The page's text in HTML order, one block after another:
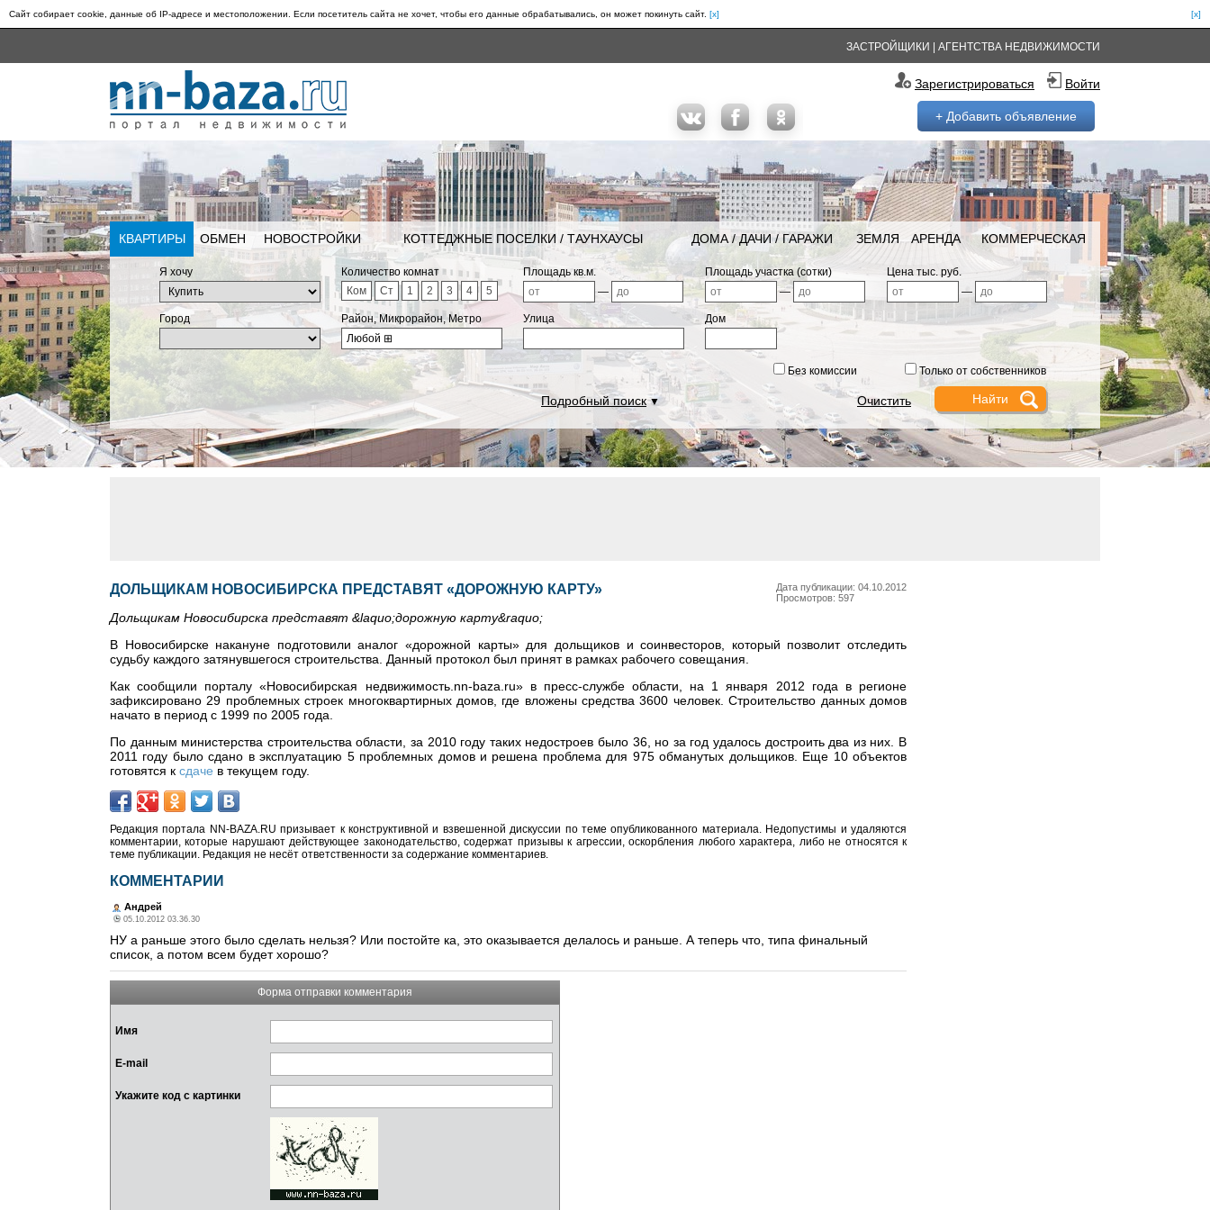
Сайт собирает cookie, данные об IP-адресе и местоположении. Если посетитель сайта не хочет, чтобы его данные обрабатывались, он может покинуть сайт. [x]
[x]
ЗАСТРОЙЩИКИ АГЕНТСТВА НЕДВИЖИМОСТИ
Зарегистрироваться Войти
+ Добавить объявление
КВАРТИРЫ ОБМЕН НОВОСТРОЙКИ КОТТЕДЖНЫЕ ПОСЕЛКИ / ТАУНХАУСЫ ДОМА / ДАЧИ / ГАРАЖИ ЗЕМЛЯ АРЕНДА КОММЕРЧЕСКАЯ
Я хочу
Количество комнат
Ком
Ст 1 2 3 4 5
Площадь кв.м.
—
Площадь участка (сотки)
—
Цена тыс. руб.
—
Город
Район, Микрорайон, Метро
Любой ⊞
Улица Дом
Без комиссии Только от собственников
Подробный поиск▼ Очистить
Дата публикации: 04.10.2012
Просмотров: 597
ДОЛЬЩИКАМ НОВОСИБИРСКА ПРЕДСТАВЯТ «ДОРОЖНУЮ КАРТУ»
Дольщикам Новосибирска представят &laquo;дорожную карту&raquo;
В Новосибирске накануне подготовили аналог «дорожной карты» для дольщиков и соинвесторов, который позволит отследить
судьбу каждого затянувшегося строительства. Данный протокол был принят в рамках рабочего совещания.
Как сообщили порталу «Новосибирская недвижимость.nn-baza.ru» в пресс-службе области, на 1 января 2012 года в регионе
зафиксировано 29 проблемных строек многоквартирных домов, где вложены средства 3600 человек. Строительство данных домов
начато в период с 1999 по 2005 года.
По данным министерства строительства области, за 2010 году таких недостроев было 36, но за год удалось достроить два из них. В
2011 году было сдано в эксплуатацию 5 проблемных домов и решена проблема для 975 обманутых дольщиков. Еще 10 объектов
готовятся к сдаче в текущем году.
Редакция портала NN-BAZA.RU призывает к конструктивной и взвешенной дискуссии по теме опубликованного материала. Недопустимы и удаляются
комментарии, которые нарушают действующее законодательство, содержат призывы к агрессии, оскорбления любого характера, либо не относятся к
теме публикации. Редакция не несёт ответственности за содержание комментариев.
КОММЕНТАРИИ
Андрей
05.10.2012 03.36.30
НУ а раньше этого было сделать нельзя? Или постойте ка, это оказывается делалось и раньше. А теперь что, типа финальный
список, а потом всем будет хорошо?
Форма отправки комментария
Имя
E-mail
Укажите код с картинки